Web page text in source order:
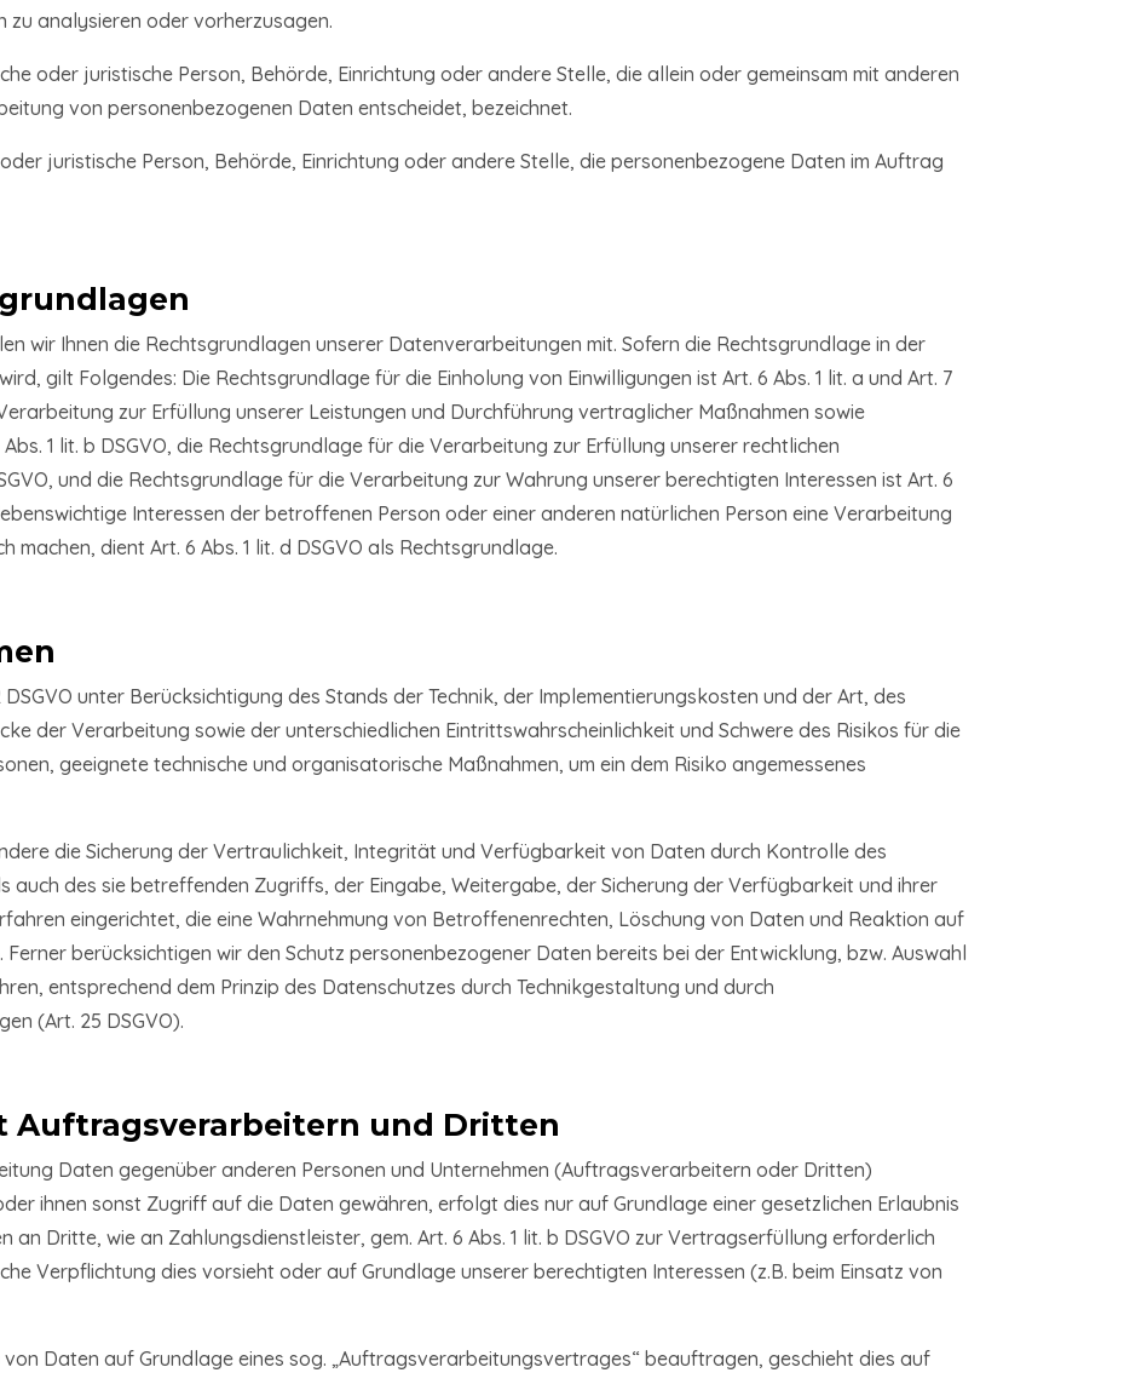
zu analysieren oder vorherzusagen.
oder juristische Person, Behörde, Einrichtung oder andere Stelle, die allein oder gemeinsam mit anderen
von personenbezogenen Daten entscheidet, bezeichnet.
juristische Person, Behörde, Einrichtung oder andere Stelle, die personenbezogene Daten im Auftrag
wir Ihnen die Rechtsgrundlagen unserer Datenverarbeitungen mit. Sofern die Rechtsgrundlage in der
gilt Folgendes: Die Rechtsgrundlage für die Einholung von Einwilligungen ist Art. 6 Abs. 1 lit. a und Art. 7
zur Erfüllung unserer Leistungen und Durchführung vertraglicher Maßnahmen sowie
1 lit. b DSGVO, die Rechtsgrundlage für die Verarbeitung zur Erfüllung unserer rechtlichen
und die Rechtsgrundlage für die Verarbeitung zur Wahrung unserer berechtigten Interessen ist Art. 6
Interessen der betroffenen Person oder einer anderen natürlichen Person eine Verarbeitung
dient Art. 6 Abs. 1 lit. d DSGVO als Rechtsgrundlage.
unter Berücksichtigung des Stands der Technik, der Implementierungskosten und der Art, des
der Verarbeitung sowie der unterschiedlichen Eintrittswahrscheinlichkeit und Schwere des Risikos für die
geeignete technische und organisatorische Maßnahmen, um ein dem Risiko angemessenes
die Sicherung der Vertraulichkeit, Integrität und Verfügbarkeit von Daten durch Kontrolle des
auch des sie betreffenden Zugriffs, der Eingabe, Weitergabe, der Sicherung der Verfügbarkeit und ihrer
eingerichtet, die eine Wahrnehmung von Betroffenenrechten, Löschung von Daten und Reaktion auf
berücksichtigen wir den Schutz personenbezogener Daten bereits bei der Entwicklung, bzw. Auswahl
entsprechend dem Prinzip des Datenschutzes durch Technikgestaltung und durch
(Art. 25 DSGVO).
Auftragsverarbeitern und Dritten
Daten gegenüber anderen Personen und Unternehmen (Auftragsverarbeitern oder Dritten)
ihnen sonst Zugriff auf die Daten gewähren, erfolgt dies nur auf Grundlage einer gesetzlichen Erlaubnis
an Dritte, wie an Zahlungsdienstleister, gem. Art. 6 Abs. 1 lit. b DSGVO zur Vertragserfüllung erforderlich
Verpflichtung dies vorsieht oder auf Grundlage unserer berechtigten Interessen (z.B. beim Einsatz von
Daten auf Grundlage eines sog. „Auftragsverarbeitungsvertrages“ beauftragen, geschieht dies auf